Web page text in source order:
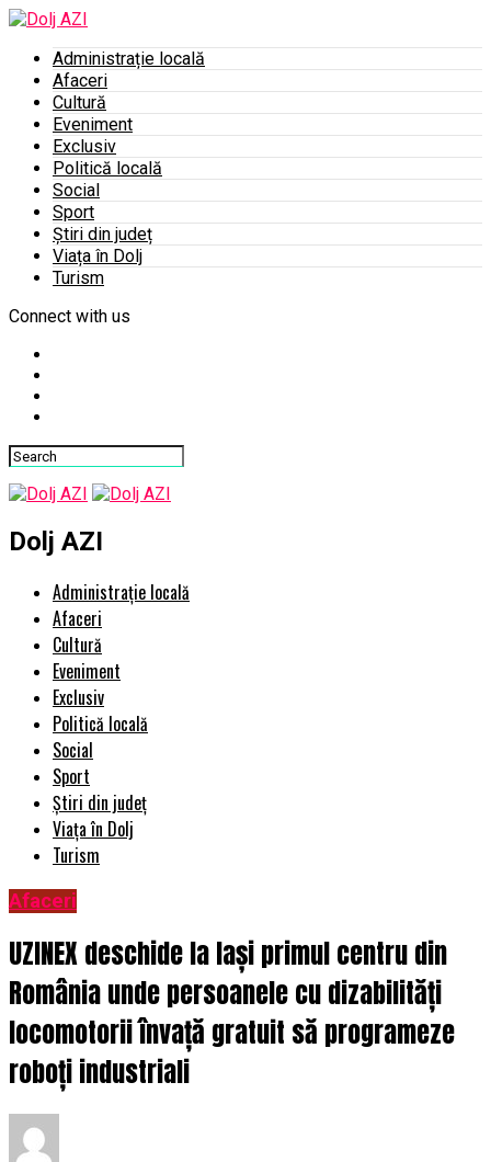
Administrație locală
Afaceri
Cultură
Eveniment
Exclusiv
Politică locală
Social
Sport
Știri din județ
Viața în Dolj
Turism
Connect with us
Dolj AZI
Administrație locală
Afaceri
Cultură
Eveniment
Exclusiv
Politică locală
Social
Sport
Știri din județ
Viața în Dolj
Turism
Afaceri
UZINEX deschide la Iași primul centru din
România unde persoanele cu dizabilități
locomotorii învață gratuit să programeze
roboți industriali